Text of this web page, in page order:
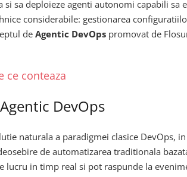
sa deploieze agenti autonomi capabili
considerabile: gestionarea
de Agentic DevOps promovat de
ce conteaza
DevOps
naturala a paradigmei clasice DevOps,
de automatizarea traditionala
in timp real si pot raspunde la